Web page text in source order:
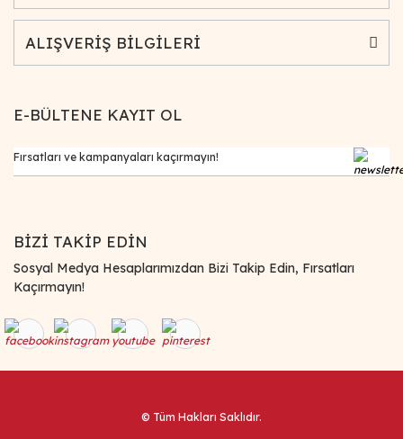
ALIŞVERİŞ BİLGİLERİ
E-BÜLTENE KAYIT OL
BİZİ TAKİP EDİN
Sosyal Medya Hesaplarımızdan Bizi Takip Edin, Fırsatları
Kaçırmayın!
© Tüm Hakları Saklıdır.